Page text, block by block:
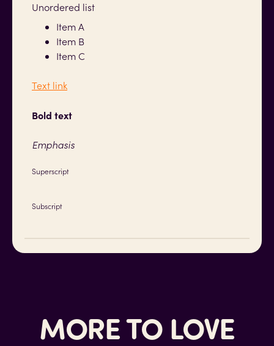
Unordered list
Item A
Item B
Item C
Text link
Bold text
Emphasis
Superscript
Subscript
MORE TO LOVE